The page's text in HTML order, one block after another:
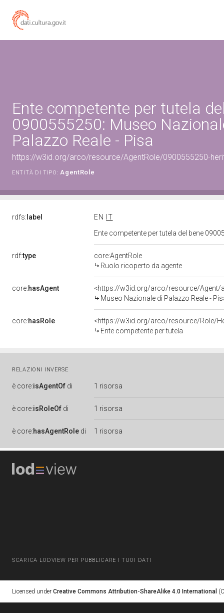
Ente competente per tutela
0900555250: Museo
Palazzo Reale - Pisa
https://w3id.org/arco/resource/AgentRole/0900555250-
ENTITÀ DI TIPO: AgentRole
rdfs: label EN
IT
Ente competente per tutela del bene
rdf:type
core:AgentRole
Ruolo ricoperto da agente
core:hasAgent
<https://w3id.org/arco/resource/Agent/
Museo Nazionale di Palazzo Reale -
core:hasRole
<https://w3id.org/arco/resource/Role/
Ente competente per tutela
RELAZIONI INVERSE
è core:isAgentOf di 1 risorsa
è core:isRoleOf di 1 risorsa
è core:hasAgentRole di 1 risorsa
SCARICA LODVIEW PER PUBBLICARE I TUOI DATI
Licensed under Creative Commons Attribution-ShareAlike 4.0 International